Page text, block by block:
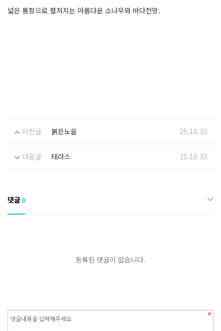
넓은 통창으로 펼쳐지는 아름다운 소나무와 바다전망.
이전글 붉은노을 25.10.30
다음글 테라스 25.10.30
댓글 0
등록된 댓글이 없습니다.